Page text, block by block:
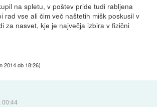
na spletu, v poštev pride tudi rabljena
rad vse ali čim več naštetih mišk poskusil v
za nasvet, kje je največja izbira v fizični
2014 ob 18:26)
00:44